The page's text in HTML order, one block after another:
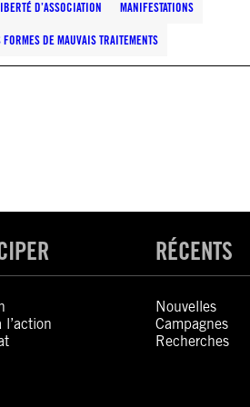
D’ASSOCIATION MANIFESTATIONS
FORMES DE MAUVAIS TRAITEMENTS
l’action
RÉCENTS
Nouvelles
Campagnes
Recherches